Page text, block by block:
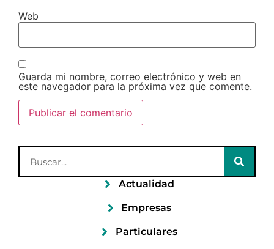
Web
Guarda mi nombre, correo electrónico y web en
este navegador para la próxima vez que comente.
Actualidad
Empresas
Particulares